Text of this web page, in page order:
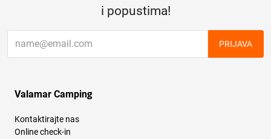
i popustima!
PRIJAVA
Valamar Camping
Kontaktirajte nas
Online check-in